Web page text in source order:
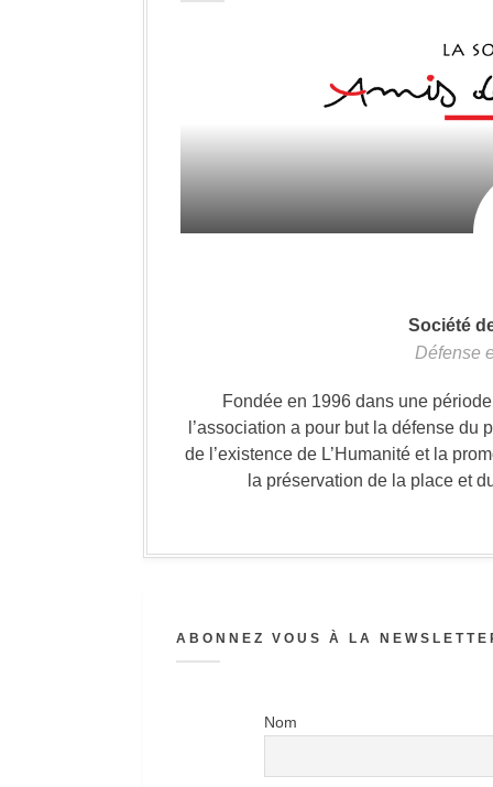
Société
Défense
Fondée en 1996 dans une
l’association a pour but la défense
de l’existence de L’Humanité et la
la préservation de la place et
ABONNEZ VOUS À LA
Nom